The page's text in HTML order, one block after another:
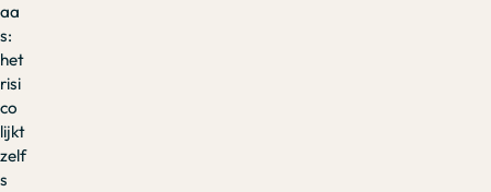
aa
s:
het
risi
co
lijkt
zelf
s